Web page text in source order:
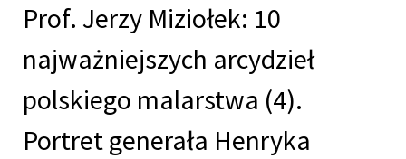
Prof. Jerzy Miziołek: 10
najważniejszych arcydzieł
polskiego malarstwa (4).
Portret generała Henryka